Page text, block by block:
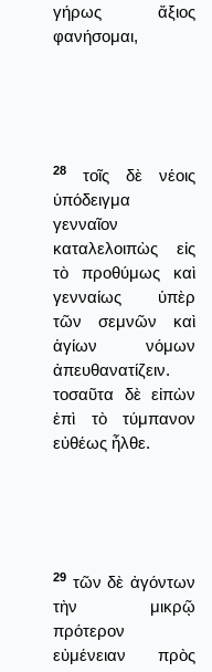
γήρως ἄξιος
φανήσομαι,
28
τοῖς δὲ νέοις
ὑπόδειγμα
γενναῖον
καταλελοιπὼς εἰς
τὸ προθύμως καὶ
γενναίως ὑπὲρ
τῶν σεμνῶν καὶ
ἁγίων νόμων
ἀπευθανατίζειν.
τοσαῦτα δὲ εἰπὼν
ἐπὶ τὸ τύμπανον
εὐθέως ἦλθε.
29 τῶν δὲ ἀγόντων
τὴν μικρῷ
πρότερον
εὐμένειαν πρὸς